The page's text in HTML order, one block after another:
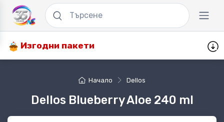
Изгодни пакети
Начало Dellos
Dellos Blueberry Aloe 240 ml